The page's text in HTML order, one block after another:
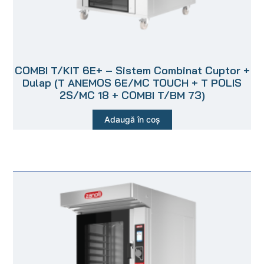
COMBI T/KIT 6E+ – Sistem Combinat Cuptor +
Dulap (T ANEMOS 6E/MC TOUCH + T POLIS
2S/MC 18 + COMBI T/BM 73)
Adaugă în coș